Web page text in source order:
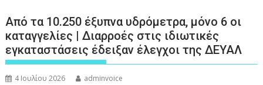
Από τα 10.250 έξυπνα υδρόμετρα, μόνο 6 οι
καταγγελίες | Διαρροές στις ιδιωτικές
εγκαταστάσεις έδειξαν έλεγχοι της ΔΕΥΑΛ
4 Ιουλίου 2026 adminvoice